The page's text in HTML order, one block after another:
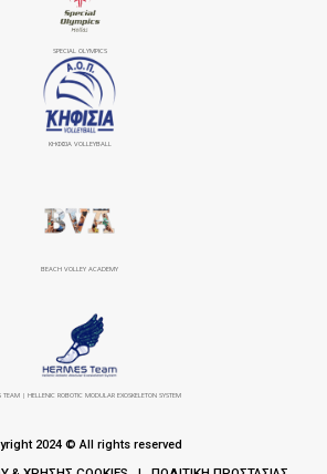
SPECIAL OLYMPICS
ΚΗΦΙΣΙΆ VOLLEYBALL
BEACH VOLLEY ACADEMY
TEAM | HELLENIC ROBOTIC MODULAR EXOSKELETON SYSTEM
2024 © All rights reserved